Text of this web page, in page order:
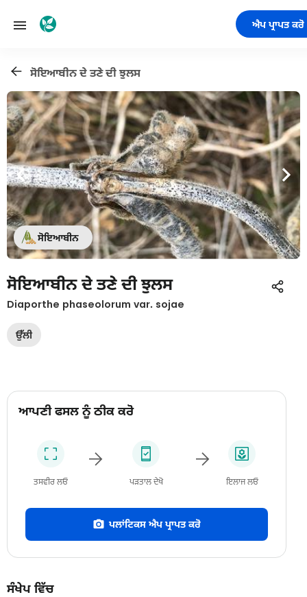
ਐਪ ਪ੍ਰਾਪਤ ਕਰੋ
ਸੋਇਆਬੀਨ ਦੇ ਤਣੇ ਦੀ ਝੁਲਸ
ਸੋਇਆਬੀਨ
ਸੋਇਆਬੀਨ ਦੇ ਤਣੇ ਦੀ ਝੁਲਸ
Diaporthe phaseolorum var. sojae
ਉੱਲੀ
ਆਪਣੀ ਫਸਲ ਨੂੰ ਠੀਕ ਕਰੋ
ਤਸਵੀਰ ਲਓ ਪੜਤਾਲ ਦੇਖੋ ਇਲਾਜ ਲਓ
ਪਲਾਂਟਿਕਸ ਐਪ ਪ੍ਰਾਪਤ ਕਰੋ
ਸੰਖੇਪ ਵਿੱਚ